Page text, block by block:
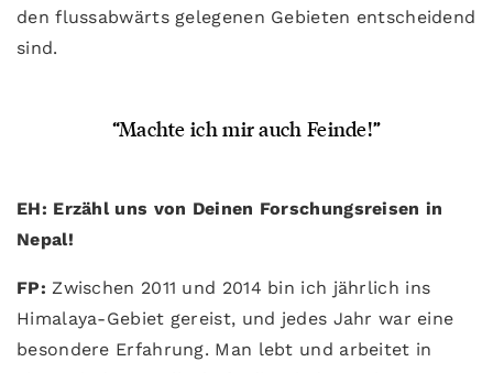
den flussabwärts gelegenen Gebieten entscheidend
sind.
“Machte ich mir auch Feinde!”
EH: Erzähl uns von Deinen Forschungsreisen in
Nepal!
FP: Zwischen 2011 und 2014 bin ich jährlich ins
Himalaya-Gebiet gereist, und jedes Jahr war eine
besondere Erfahrung. Man lebt und arbeitet in